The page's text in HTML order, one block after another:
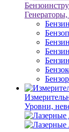
Уровни,